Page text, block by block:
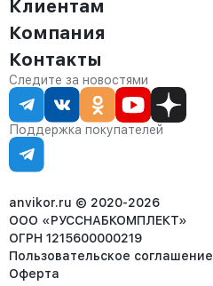
Клиентам
Доставка
Оплата
Сервис
Статус заказа
Статьи
Компания
О компании
Контакты
Партнёрам
Контакты
Отдел продаж:
8 (800) 234-22-62
corp@anvikor.ru
Ежедневно, с 7:00-19:00 (МСК)
Отдел рекламации:
8 (953) 455-25-61
Следите за новостями
Поддержка покупателей
anvikor.ru © 2020-2026
ООО «РУССНАБКОМПЛЕКТ»
ОГРН 1215600000219
Пользовательское соглашение
Оферта